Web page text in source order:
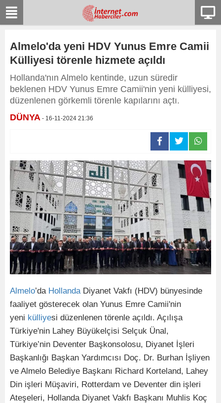
Almelo'da yeni HDV Yunus Emre Camii
Külliyesi törenle hizmete açıldı
Hollanda'nın Almelo kentinde, uzun süredir
beklenen HDV Yunus Emre Camii'nin yeni külliyesi,
düzenlenen görkemli törenle kapılarını açtı.
DÜNYA - 16-11-2024 21:36
Almelo’da Hollanda Diyanet Vakfı (HDV) bünyesinde
faaliyet gösterecek olan Yunus Emre Camii'nin
yeni külliyesi düzenlenen törenle açıldı. Açılışa
Türkiye'nin Lahey Büyükelçisi Selçuk Ünal,
Türkiye’nin Deventer Başkonsolosu, Diyanet İşleri
Başkanlığı Başkan Yardımcısı Doç. Dr. Burhan İşliyen
ve Almelo Belediye Başkanı Richard Korteland, Lahey
Din işleri Müşaviri, Rotterdam ve Deventer din işleri
Ateşeleri, Hollanda Diyanet Vakfı Başkanı Muhlis Koç